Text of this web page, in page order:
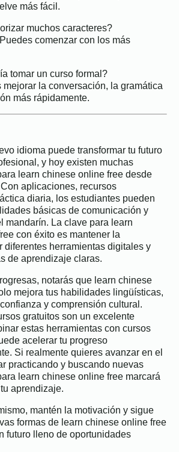
más fácil.
muchos caracteres?
comenzar con los más
tomar un curso formal?
la conversación, la gramática
más rápidamente.
idioma puede transformar tu futuro
y hoy existen muchas
learn chinese online free desde
aplicaciones, recursos
diaria, los estudiantes pueden
básicas de comunicación y
mandarín. La clave para learn
con éxito es mantener la
diferentes herramientas digitales y
de aprendizaje claras.
notarás que learn chinese
mejora tus habilidades lingüísticas,
y comprensión cultural.
gratuitos son un excelente
estas herramientas con cursos
acelerar tu progreso
Si realmente quieres avanzar en el
practicando y buscando nuevas
learn chinese online free marcará
aprendizaje.
mantén la motivación y sigue
formas de learn chinese online free
futuro lleno de oportunidades